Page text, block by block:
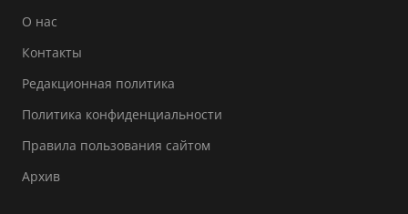
О нас
Контакты
Редакционная политика
Политика конфиденциальности
Правила пользования сайтом
Архив